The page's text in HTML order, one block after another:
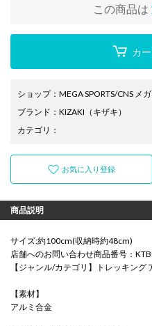
この商品は
カ
ショップ： MEGA SPORTS/CNS メ
ブランド ： KIZAKI （キザキ）
カテゴリ ：
お気に入り登録
商品説明
サイズ:約100cm(収納時約48cm)
店舗へのお問い合わせ商品番号：
【ジャンル/カテゴリ】トレッキング
【素材】
アルミ合金